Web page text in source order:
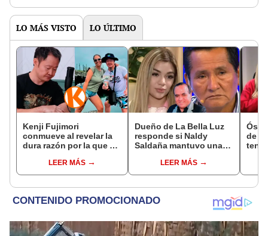
LO MÁS VISTO LO ÚLTIMO
Kenji Fujimori
conmueve al revelar la
dura razón por la que no
esposa Erika Muñóz: "El
proceso judicial"
LEER MÁS
Dueño de La Bella Luz
responde si Naldy
Saldaña mantuvo una
exdirector musical: “No
me consta”
LEER MÁS
de